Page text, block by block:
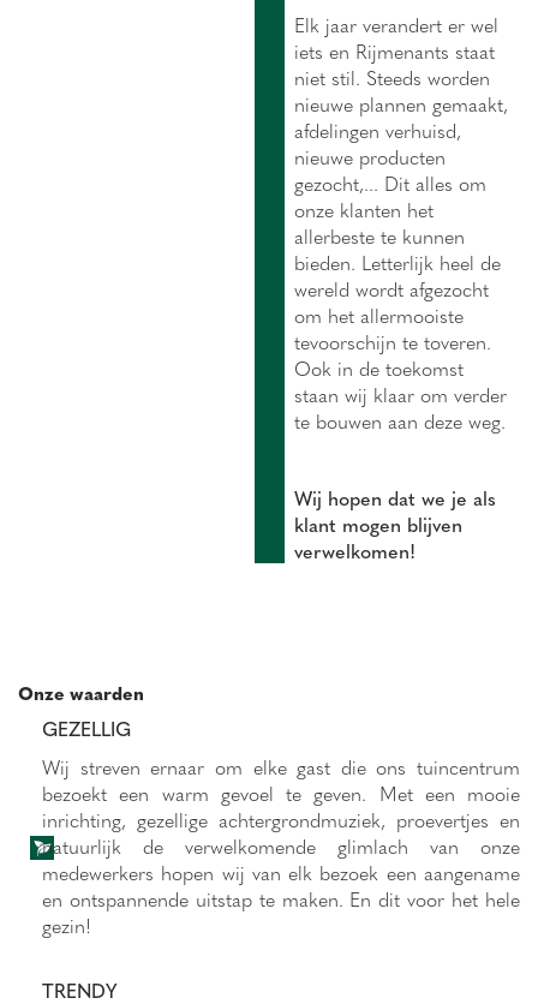
Elk jaar verandert er wel
iets en Rijmenants staat
niet stil. Steeds worden
nieuwe plannen gemaakt,
afdelingen verhuisd,
nieuwe producten
gezocht,... Dit alles om
onze klanten het
allerbeste te kunnen
bieden. Letterlijk heel de
wereld wordt afgezocht
om het allermooiste
tevoorschijn te toveren.
Ook in de toekomst
staan wij klaar om verder
te bouwen aan deze weg.
Wij hopen dat we je als
klant mogen blijven
verwelkomen!
Onze waarden
GEZELLIG
Wij streven ernaar om elke gast die ons tuincentrum
bezoekt een warm gevoel te geven. Met een mooie
inrichting, gezellige achtergrondmuziek, proevertjes en
natuurlijk de verwelkomende glimlach van onze
medewerkers hopen wij van elk bezoek een aangename
en ontspannende uitstap te maken. En dit voor het hele
gezin!
TRENDY